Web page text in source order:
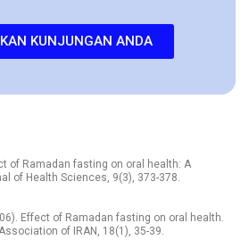
KUNJUNGAN ANDA
of Ramadan fasting on oral health: A
of Health Sciences, 9(3), 373-378.
Effect of Ramadan fasting on oral health.
of IRAN, 18(1), 35-39.